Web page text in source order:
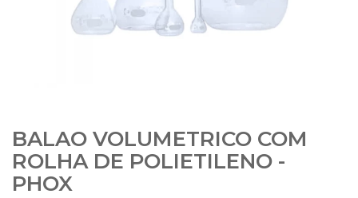
BALAO VOLUMETRICO COM
ROLHA DE POLIETILENO -
PHOX